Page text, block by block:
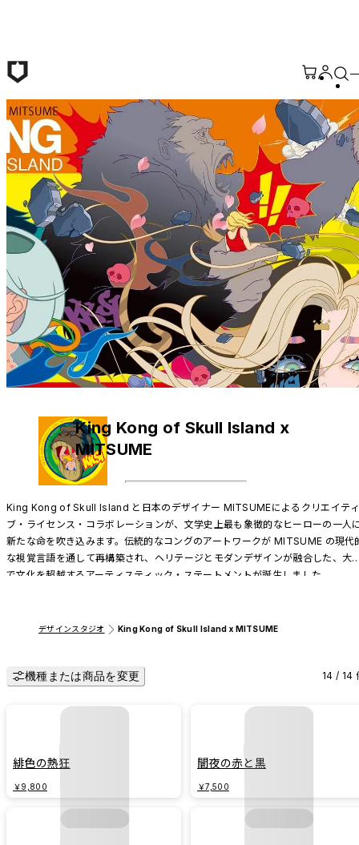
King Kong of Skull Island x
MITSUME
King Kong of Skull Island と日本のデザイナー MITSUMEによるクリエイテ
ブ・ライセンス・コラボレーションが、文学史上最も象徴的なヒーローの一人
新たな命を吹き込みます。伝統的なコングのアートワークが MITSUME の現代
な視覚言語を通して再構築され、ヘリテージとモダンデザインが融合した、大
で文化を超越するアーティスティック・ステートメントが誕生しました。
デザインスタジオ King Kong of Skull Island x MITSUME
機種または商品を変更 14 / 14
緋色の熱狂
￥9,800
闇夜の赤と黒
￥7,500